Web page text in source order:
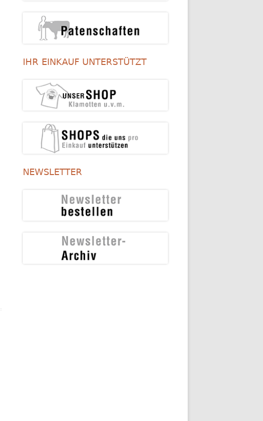
IHR EINKAUF UNTERSTÜTZT
NEWSLETTER